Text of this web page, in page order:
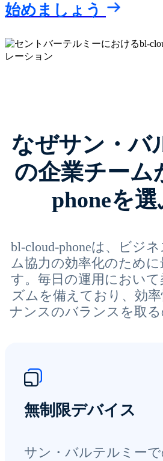
始めましょう
なぜサン・バ
の企業チーム
phoneを
bl-cloud-phoneは、ビジ
ム協力の効率化のため
す。毎日の運用におい
ズムを備えており、効
ナンスのバランスを取
無制限デバイス
サン・バルテルミー